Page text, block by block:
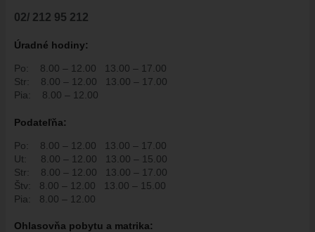
FOTOGALÉRIA
ZARIADENIE PRE SENIOROV "OPATRÍME VÁS"
KULTÚRA
HARMONOGRAM PODUJATÍ
KNIŽNICA
ZDRUŽENIA A SPOLKY
VAJNORSKÉ PRODUKTY
02/ 212 95 212
Úradné hodiny:
Po: 8.00 – 12.00
13.00 – 17.00
Str:
8.00 – 12.00
13.00 – 17.00
Pia:
8.00 – 12.00
Podateľňa:
Po: 8.00 – 12.00
13.00 – 17.00
Ut:
8.00 – 12.00
13.00 – 15.00
Str:
8.00 – 12.00
13.00 – 17.00
Štv:
8.00 – 12.00
13.00 – 15.00
Pia:
8.00 – 12.00
Ohlasovňa pobytu a matrika: